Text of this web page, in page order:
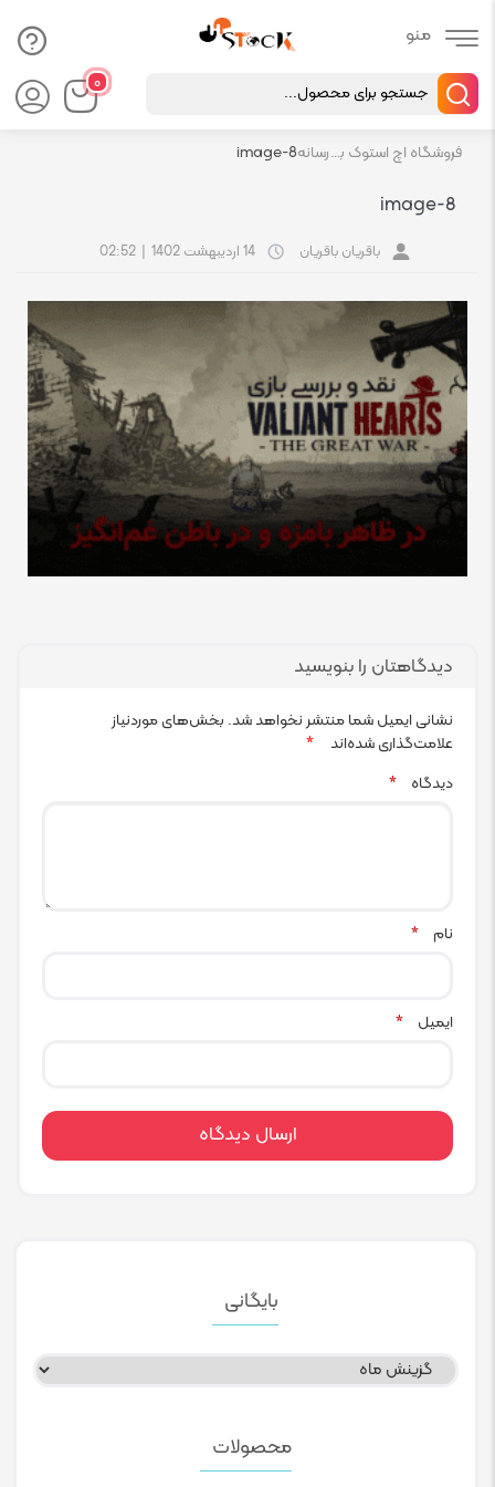
۰
Products
search
فروشگاه اچ استوک بازار انلاین تجهیزات کامپیوتر استوکرسانهimage-8
image-8
باقریان باقریان 14 اردیبهشت 1402 02:52
دیدگاهتان را بنویسید
نشانی ایمیل شما منتشر نخواهد شد. بخش‌های موردنیاز
علامت‌گذاری شده‌اند
*
دیدگاه
*
نام *
ایمیل *
بایگانی
بایگانی
محصولات